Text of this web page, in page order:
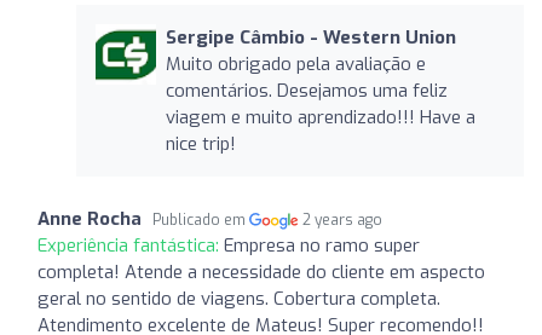
Sergipe Câmbio - Western Union
Muito obrigado pela avaliação e
comentários. Desejamos uma feliz
viagem e muito aprendizado!!! Have a
nice trip!
Anne Rocha Publicado em 2 years ago
Experiência fantástica: Empresa no ramo super
completa! Atende a necessidade do cliente em aspecto
geral no sentido de viagens. Cobertura completa.
Atendimento excelente de Mateus! Super recomendo!!